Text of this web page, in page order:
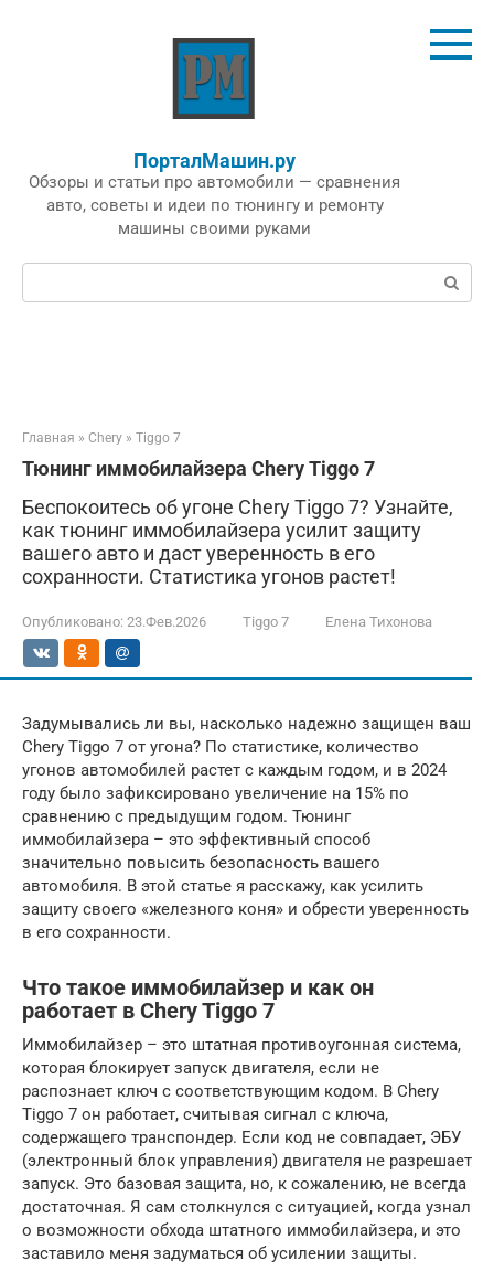
ПорталМашин.ру
Обзоры и статьи про автомобили — сравнения
авто, советы и идеи по тюнингу и ремонту
машины своими руками
Поиск:
Главная » Chery » Tiggo 7
Тюнинг иммобилайзера Chery Tiggo 7
Беспокоитесь об угоне Chery Tiggo 7? Узнайте,
как тюнинг иммобилайзера усилит защиту
вашего авто и даст уверенность в его
сохранности. Статистика угонов растет!
Опубликовано: 23.Фев.2026 Tiggo 7 Елена Тихонова
Задумывались ли вы, насколько надежно защищен ваш
Chery Tiggo 7 от угона? По статистике, количество
угонов автомобилей растет с каждым годом, и в 2024
году было зафиксировано увеличение на 15% по
сравнению с предыдущим годом. Тюнинг
иммобилайзера – это эффективный способ
значительно повысить безопасность вашего
автомобиля. В этой статье я расскажу, как усилить
защиту своего «железного коня» и обрести уверенность
в его сохранности.
Что такое иммобилайзер и как он
работает в Chery Tiggo 7
Иммобилайзер – это штатная противоугонная система,
которая блокирует запуск двигателя, если не
распознает ключ с соответствующим кодом. В Chery
Tiggo 7 он работает, считывая сигнал с ключа,
содержащего транспондер. Если код не совпадает, ЭБУ
(электронный блок управления) двигателя не разрешает
запуск. Это базовая защита, но, к сожалению, не всегда
достаточная. Я сам столкнулся с ситуацией, когда узнал
о возможности обхода штатного иммобилайзера, и это
заставило меня задуматься об усилении защиты.